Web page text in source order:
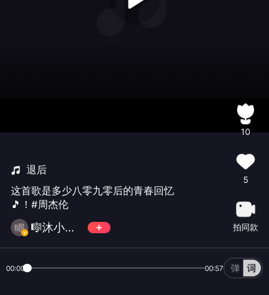
退后
这首歌是多少八零九零后的青春回忆
🎵！#周杰伦
🎼沐小可🤡
10
5
拍同款
00:00 00:57